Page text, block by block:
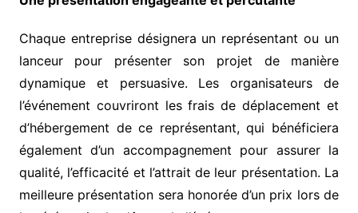
Chaque entreprise désignera un représentant ou un
lanceur pour présenter son projet de manière
dynamique et persuasive. Les organisateurs de
l’événement couvriront les frais de déplacement et
d’hébergement de ce représentant, qui bénéficiera
également d’un accompagnement pour assurer la
qualité, l’efficacité et l’attrait de leur présentation. La
meilleure présentation sera honorée d’un prix lors de